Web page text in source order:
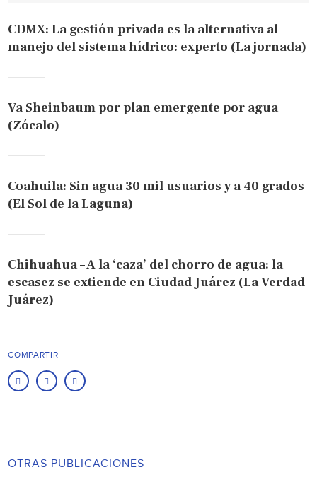
CDMX: La gestión privada es la alternativa al
manejo del sistema hídrico: experto (La jornada)
Va Sheinbaum por plan emergente por agua
(Zócalo)
Coahuila: Sin agua 30 mil usuarios y a 40 grados
(El Sol de la Laguna)
Chihuahua – A la ‘caza’ del chorro de agua: la
escasez se extiende en Ciudad Juárez (La Verdad
Juárez)
COMPARTIR
OTRAS PUBLICACIONES